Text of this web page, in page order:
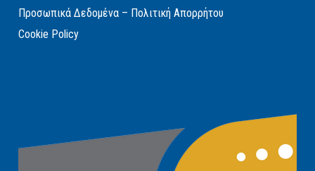
Προσωπικά Δεδομένα – Πολιτική Απορρήτου
Cookie Policy